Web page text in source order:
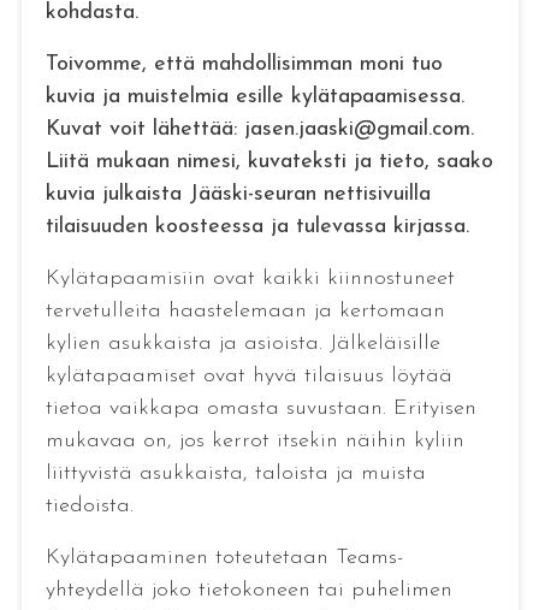
kohdasta.
Toivomme, että mahdollisimman moni tuo
kuvia ja muistelmia esille kylätapaamisessa.
Kuvat voit lähettää: jasen.jaaski@gmail.com.
Liitä mukaan nimesi, kuvateksti ja tieto, saako
kuvia julkaista Jääski-seuran nettisivuilla
tilaisuuden koosteessa ja tulevassa kirjassa.
Kylätapaamisiin ovat kaikki kiinnostuneet
tervetulleita haastelemaan ja kertomaan
kylien asukkaista ja asioista. Jälkeläisille
kylätapaamiset ovat hyvä tilaisuus löytää
tietoa vaikkapa omasta suvustaan. Erityisen
mukavaa on, jos kerrot itsekin näihin kyliin
liittyvistä asukkaista, taloista ja muista
tiedoista.
Kylätapaaminen toteutetaan Teams-
yhteydellä joko tietokoneen tai puhelimen